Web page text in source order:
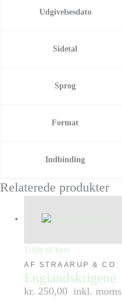
Udgivelsesdato
Sidetal
Sprog
Format
Indbinding
Relaterede produkter
Tilføj til kurv
AF STRAARUP & CO
Englandskrigene
kr. 250,00 inkl. moms